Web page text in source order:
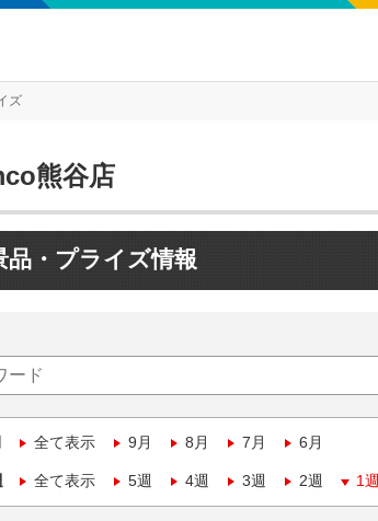
ズ
熊谷店
品・プライズ情報
全て表示 9月 8月 7月 6月
全て表示 5週 4週 3週 2週 1週